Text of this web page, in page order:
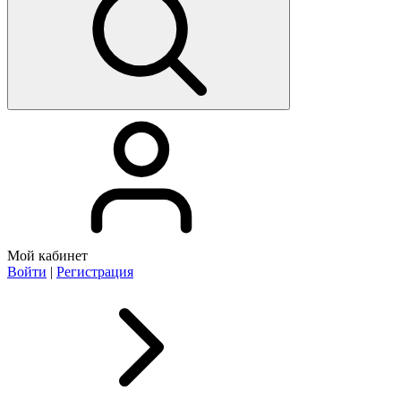
Мой кабинет
Войти | Регистрация